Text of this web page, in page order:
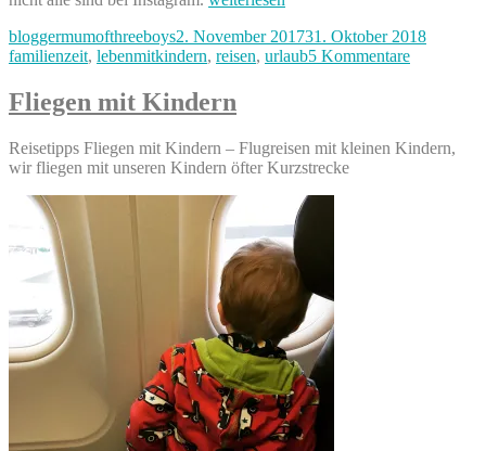
Irland
–
Autor
bloggermumofthreeboysVeröffentlicht
am
2. November 201731. Oktober 2018
familienzeit, lebenmitkindern, reisen, urlaub5 Kommentarezu
Fotos
Fliegen mit Kindern
Reisetipps Fliegen mit Kindern – Flugreisen mit kleinen Kindern,
wir fliegen mit unseren Kindern öfter Kurzstrecke